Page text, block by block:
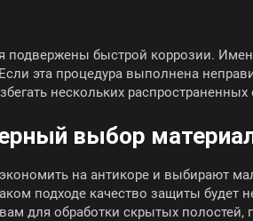
подвержены быстрой коррозии.
эта процедура выполнена
нескольких
выбор
на антикоре и выбирают
подходе качество защиты будет
для обработки скрытых